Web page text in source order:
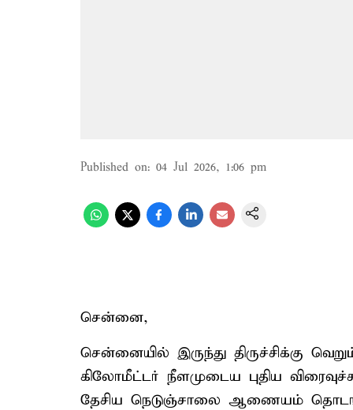
Published on: 04 Jul 2026, 1:06 pm
சென்னை,
சென்னையில் இருந்து திருச்சிக்கு
கிலோமீட்டர் நீளமுடைய புதிய
தேசிய நெடுஞ்சாலை ஆணையம்